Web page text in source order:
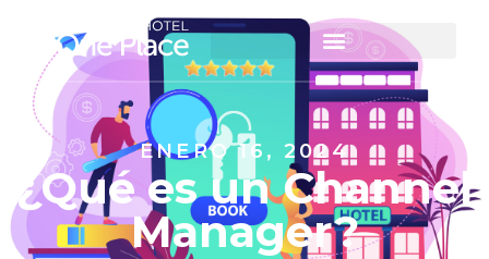
ENERO 16, 2024
¿Qué es un Channel
Manager?